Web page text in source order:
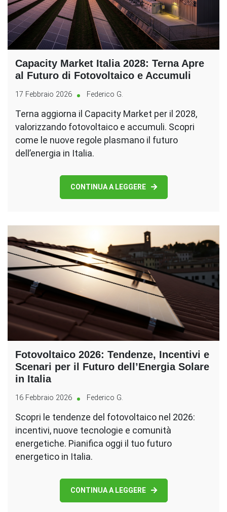
Capacity Market Italia 2028: Terna Apre
al Futuro di Fotovoltaico e Accumuli
17 Febbraio 2026 Federico G.
Terna aggiorna il Capacity Market per il 2028,
valorizzando fotovoltaico e accumuli. Scopri
come le nuove regole plasmano il futuro
dell’energia in Italia.
CONTINUA A LEGGERE
Fotovoltaico 2026: Tendenze, Incentivi e
Scenari per il Futuro dell’Energia Solare
in Italia
16 Febbraio 2026 Federico G.
Scopri le tendenze del fotovoltaico nel 2026:
incentivi, nuove tecnologie e comunità
energetiche. Pianifica oggi il tuo futuro
energetico in Italia.
CONTINUA A LEGGERE